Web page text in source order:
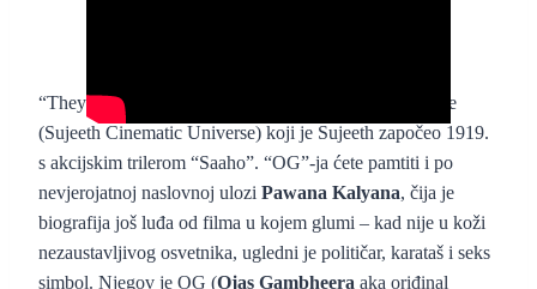
“They Call Him OG je drugi nastavak akcijske franšize
(Sujeeth Cinematic Universe) koji je Sujeeth započeo 1919.
s akcijskim trilerom “Saaho”. “OG”-ja ćete pamtiti i po
nevjerojatnoj naslovnoj ulozi Pawana Kalyana, čija je
biografija još luđa od filma u kojem glumi – kad nije u koži
nezaustavljivog osvetnika, ugledni je političar, karataš i seks
simbol. Njegov je OG (Ojas Gambheera aka oriđinal